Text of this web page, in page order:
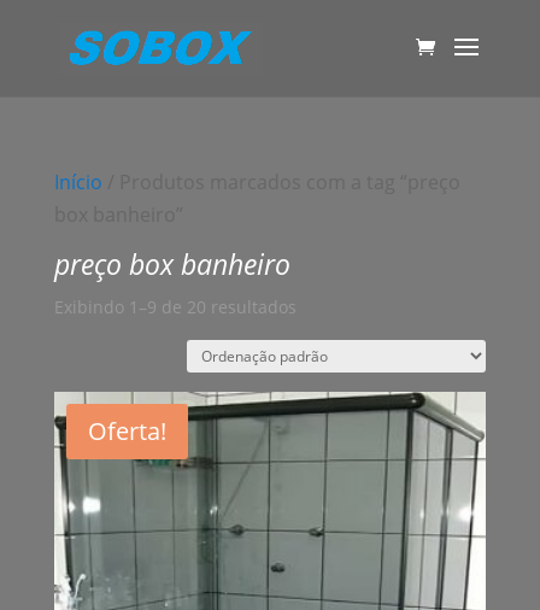
Início
preço box banheiro
Exibindo 1–9 de 20 resultados
Oferta!